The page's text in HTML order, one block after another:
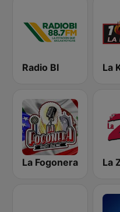
Radio BI
La Fogonera